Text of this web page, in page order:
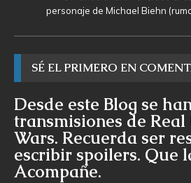
personaje de Michael Biehn
SÉ EL PRIMERO EN
Desde este Blog se
transmisiones de Real
Wars. Recuerda ser
escribir spoilers. Que
Acompañe.